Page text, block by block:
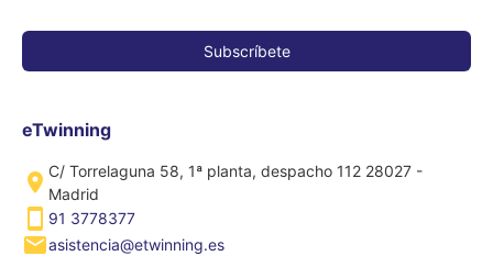
eTwinning
C/ Torrelaguna 58, 1ª planta, despacho 112 28027 -
Madrid
91 3778377
asistencia@etwinning.es